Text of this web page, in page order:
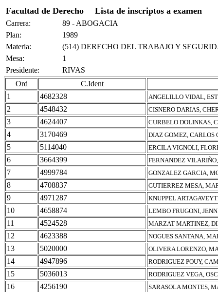
Facultad de Derecho Lista de inscriptos a examen
Carrera:
89 - ABOGACIA
Plan:
1989
Materia:
(514) DERECHO DEL TRABAJO Y
Mesa:
1
Presidente:
RIVAS
Ord
C.Ident
1
4682328 ANGELILLO VIDAL,
2 4548432 CISNERO DARIAS,
3 4624407 CURBELO DOLINKAS,
4 3170469 DIAZ GOMEZ, CARLOS
5 5114040 ERCILA VIGNOLI,
6 3664399 FERNANDEZ
7 4999784 GONZALEZ GARCIA,
8 4708837 GUTIERREZ MESA,
9 4971287 KNUPPEL
10 4658874 LEMBO FRUGONI,
11 4524528 MARZAT MARTINEZ,
12 4623388 NOGUES SANTANA,
13 5020000 OLIVERA LORENZO,
14 4947896 RODRIGUEZ POUY,
15 5036013 RODRIGUEZ VEGA,
16 4256190 SARASOLA MONTES,